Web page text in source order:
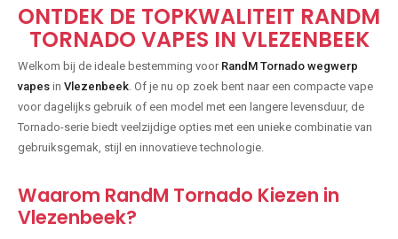
ONTDEK DE TOPKWALITEIT RANDM
TORNADO VAPES IN VLEZENBEEK
Welkom bij de ideale bestemming voor RandM Tornado wegwerp
vapes in Vlezenbeek . Of je nu op zoek bent naar een compacte vape
voor dagelijks gebruik of een model met een langere levensduur, de
Tornado-serie biedt veelzijdige opties met een unieke combinatie van
gebruiksgemak, stijl en innovatieve technologie.
Waarom RandM Tornado Kiezen in
Vlezenbeek?